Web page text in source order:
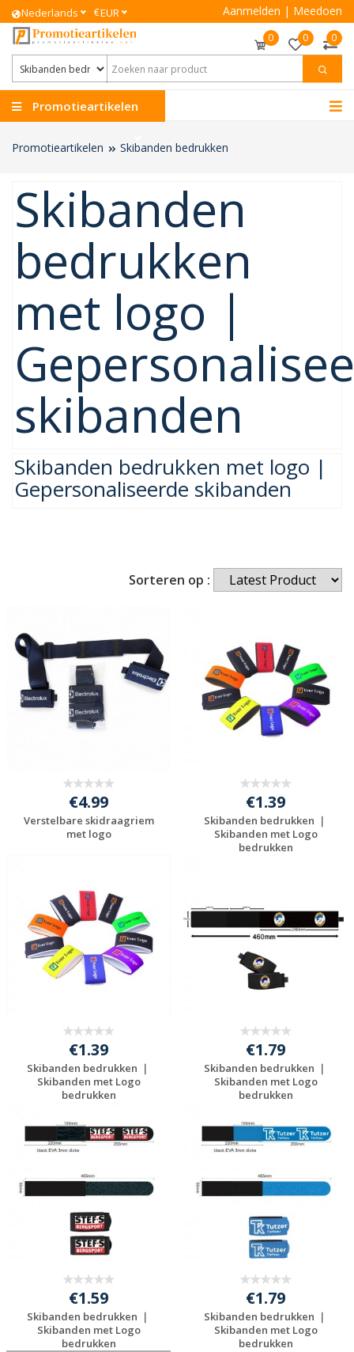
Nederlands €EUR Aanmelden | Meedoen
0 0 0
Promotieartikelen
Promotieartikelen Skibanden bedrukken
Skibanden
bedrukken
met logo |
skibanden
Skibanden bedrukken met logo |
Gepersonaliseerde skibanden
Sorteren op :
€4.99
Verstelbare skidraagriem
met logo
€1.39
Skibanden bedrukken ｜
Skibanden met Logo
bedrukken
€1.39
Skibanden bedrukken ｜
Skibanden met Logo
bedrukken
Gratis offerte
aanvragen
€1.79
Skibanden bedrukken ｜
Skibanden met Logo
bedrukken
Gratis offerte
aanvragen
€1.59
Skibanden bedrukken ｜
Skibanden met Logo
bedrukken
€1.79
Skibanden bedrukken ｜
Skibanden met Logo
bedrukken